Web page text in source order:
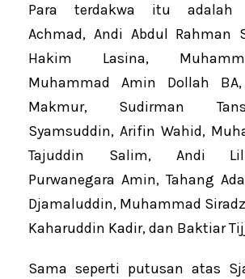
Para terdakwa itu adalah
Achmad, Andi Abdul Rahman
Hakim Lasina,
Muhammad Amin Dollah
Makmur, Sudirman
Syamsuddin, Arifin Wahid,
Tajuddin Salim, Andi
Purwanegara Amin, Tahang
Djamaluddin, Muhammad
Kaharuddin Kadir, dan Baktiar
Sama seperti putusan atas